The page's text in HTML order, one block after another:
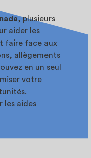
, plusieurs
aider les
faire face aux
allègements
en un seul
votre
les aides